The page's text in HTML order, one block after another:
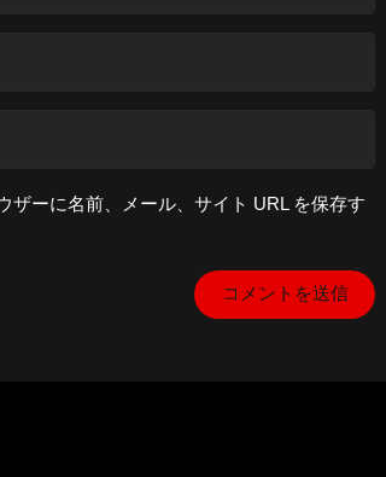
ザーに名前、メール、サイト URL を保存す